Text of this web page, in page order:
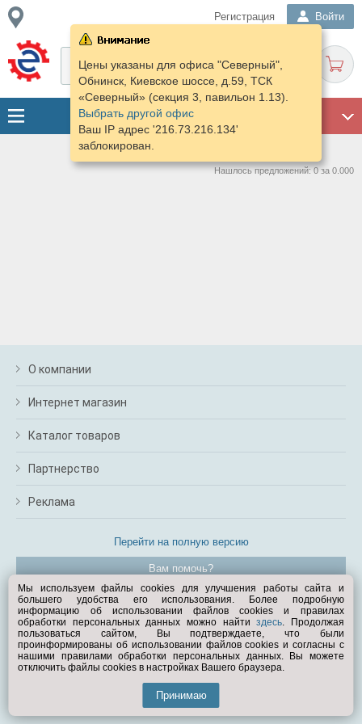
Регистрация Войти
Цены указаны для офиса "Северный",
Обнинск, Киевское шоссе, д.59, ТСК
«Северный» (секция 3, павильон 1.13).
Выбрать другой офис
Ваш IP адрес '216.73.216.134'
заблокирован.
Нашлось предложений: 0 за 0.000
О компании
Интернет магазин
Каталог товаров
Партнерство
Реклама
Перейти на полную версию
Вам помочь?
© Exist.ru 1998—2026
Мы используем файлы cookies для улучшения работы сайта и
большего удобства его использования. Более подробную
информацию об использовании файлов cookies и правилах
обработки персональных данных можно найтиздесь. Продолжая
пользоваться сайтом, Вы подтверждаете, что были
проинформированы об использовании файлов cookies и согласны с
нашими правилами обработки персональных данных. Вы можете
отключить файлы cookies в настройках Вашего браузера.
Принимаю